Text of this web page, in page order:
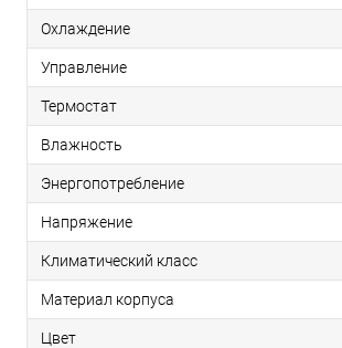
Охлаждение
Управление
Термостат
Влажность
Энергопотребление
Напряжение
Климатический класс
Материал корпуса
Цвет